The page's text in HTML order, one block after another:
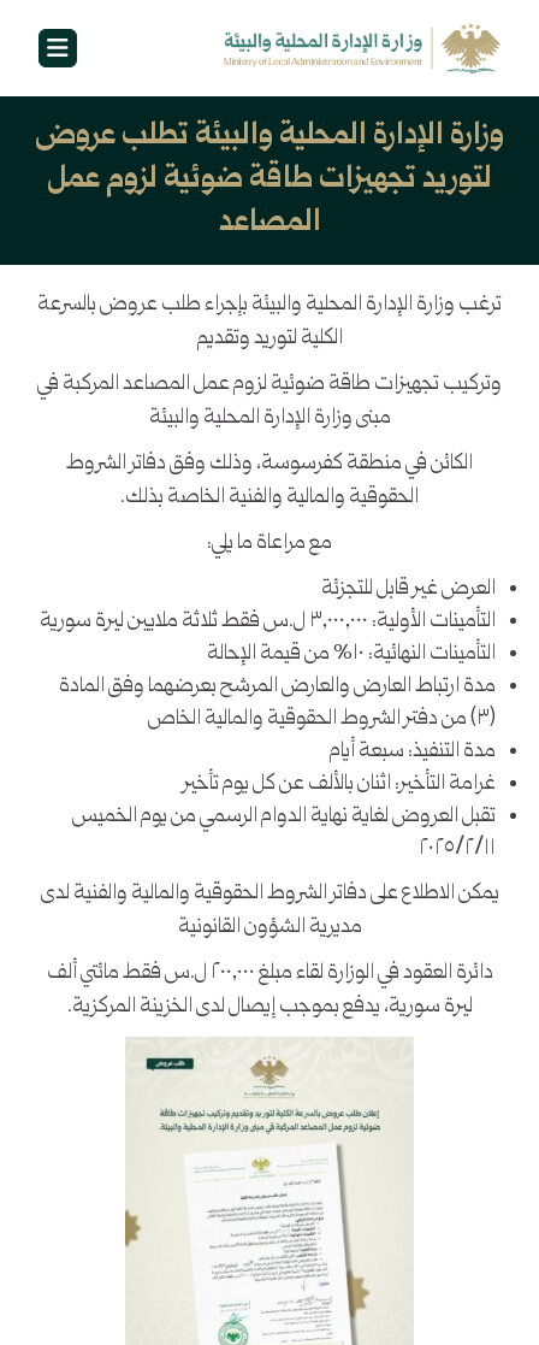
وزارة الإدارة المحلية والبيئة تطلب عروض
لتوريد تجهيزات طاقة ضوئية لزوم عمل
المصاعد
ترغب وزارة الإدارة المحلية والبيئة بإجراء طلب عروض بالسرعة
الكلية لتوريد وتقديم
وتركيب تجهيزات طاقة ضوئية لزوم عمل المصاعد المركبة في
مبنى وزارة الإدارة المحلية والبيئة
الكائن في منطقة كفرسوسة، وذلك وفق دفاتر الشروط
الحقوقية والمالية والفنية الخاصة بذلك.
مع مراعاة ما يلي:
العرض غير قابل للتجزئة
التأمينات الأولية: ٣,٠٠٠,٠٠٠ ل.س فقط ثلاثة ملايين ليرة سورية
التأمينات النهائية: ١٠% من قيمة الإحالة
مدة ارتباط العارض والعارض المرشح بعرضهما وفق المادة
(٣) من دفتر الشروط الحقوقية والمالية الخاص
مدة التنفيذ: سبعة أيام
غرامة التأخير: اثنان بالألف عن كل يوم تأخير
تقبل العروض لغاية نهاية الدوام الرسمي من يوم الخميس
٢٠٢٥/٢/١١
يمكن الاطلاع على دفاتر الشروط الحقوقية والمالية والفنية لدى
مديرية الشؤون القانونية
دائرة العقود في الوزارة لقاء مبلغ ٢٠٠,٠٠٠ ل.س فقط مائتي ألف
ليرة سورية، يدفع بموجب إيصال لدى الخزينة المركزية.